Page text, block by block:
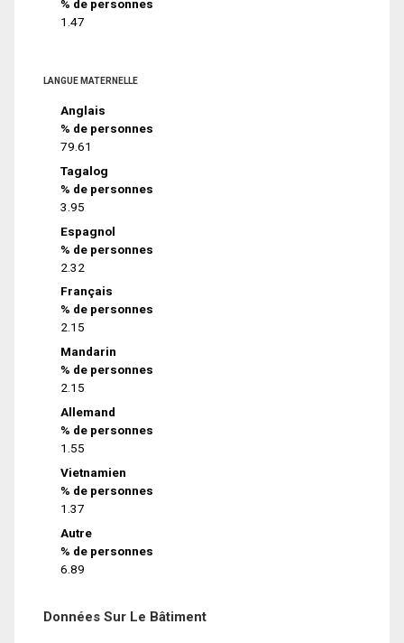
% de personnes
1.47
LANGUE MATERNELLE
Anglais
% de personnes
79.61
Tagalog
% de personnes
3.95
Espagnol
% de personnes
2.32
Français
% de personnes
2.15
Mandarin
% de personnes
2.15
Allemand
% de personnes
1.55
Vietnamien
% de personnes
1.37
Autre
% de personnes
6.89
Données Sur Le Bâtiment